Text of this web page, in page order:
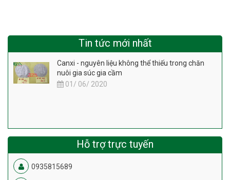
Tin tức mới nhất
Canxi - nguyên liệu không thể thiếu trong chăn
nuôi gia súc gia cầm
01/ 06/ 2020
Hỗ trợ trực tuyến
0935815689